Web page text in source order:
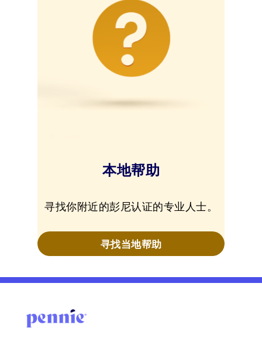
本地帮助
寻找你附近的彭尼认证的专业人士。
寻找当地帮助